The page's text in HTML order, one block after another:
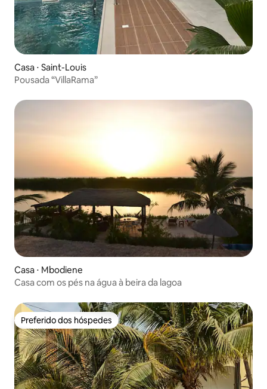
Casa ⋅ Saint-Louis
Pousada “VillaRama”
Casa ⋅ Mbodiene
Casa com os pés na água à beira da lagoa
Preferido dos hóspedes
Preferido dos hóspedes